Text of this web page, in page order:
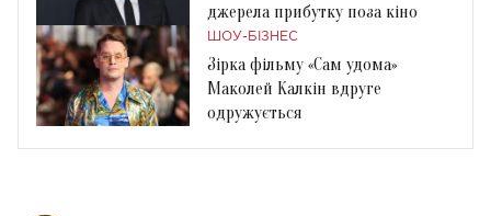
джерела прибутку поза кіно
ШОУ-БІЗНЕС
Зірка фільму «Сам удома»
Маколей Калкін вдруге
одружується